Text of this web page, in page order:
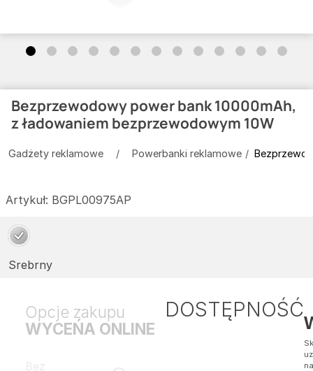
Bezprzewodowy power bank 10000mAh,
z ładowaniem bezprzewodowym 10W
Gadżety reklamowe Powerbanki reklamowe
Artykuł: BGPL00975AP
Srebrny
Opcje zakupu
WYCEŃA ONLINE
DOSTĘPNOŚĆ